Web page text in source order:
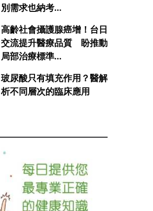
別需求也納考...
高齡社會攝護腺癌增！台日
交流提升醫療品質 盼推動
局部治療標準...
玻尿酸只有填充作用？醫解
析不同層次的臨床應用